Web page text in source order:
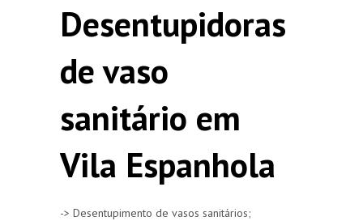
Desentupidoras
de vaso
sanitário em
Vila Espanhola
-> Desentupimento de vasos sanitários;